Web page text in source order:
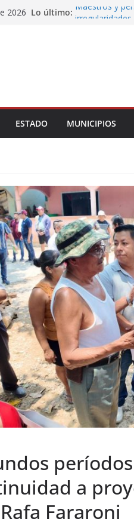
2026 Lo último: Maestros y
Impulsa
en la niñez del
ESTADO MUNICIPIOS
a
Fararoni